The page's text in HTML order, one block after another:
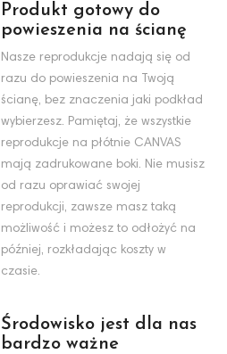
Produkt gotowy do
powieszenia na ścianę
Nasze reprodukcje nadają się od
razu do powieszenia na Twoją
ścianę, bez znaczenia jaki podkład
wybierzesz. Pamiętaj, że wszystkie
reprodukcje na płótnie CANVAS
mają zadrukowane boki. Nie musisz
od razu oprawiać swojej
reprodukcji, zawsze masz taką
możliwość i możesz to odłożyć na
później, rozkładając koszty w
czasie.
Środowisko jest dla nas
bardzo ważne